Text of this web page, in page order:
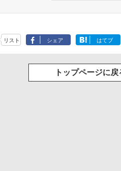
リスト シェア はてブ
トップページに戻